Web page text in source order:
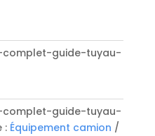
guide-tuyau-
guide-tuyau-
: Équipement camion